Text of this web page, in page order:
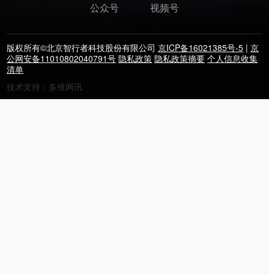
公众号 视频号
版权所有©北京智行者科技股份有限公司京ICP备16021385号-5 |京
公网安备11010802040791号 隐私政策 隐私政策摘要 个人信息收集
清单
技术支持：多维网讯